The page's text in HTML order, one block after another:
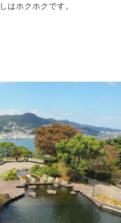
はホクホクです。
しゃれ雑貨から定番のお菓子ま